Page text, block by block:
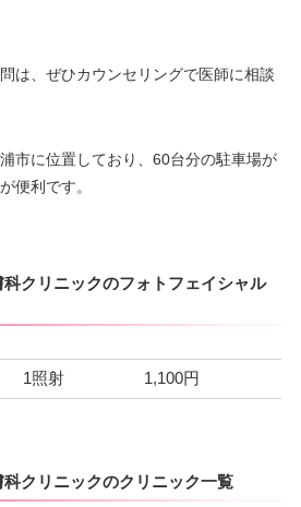
は、ぜひカウンセリングで医師に相談
市に位置しており、60台分の駐車場が
便利です。
クリニックのフォトフェイシャル
1照射 1,100円
クリニックのクリニック一覧